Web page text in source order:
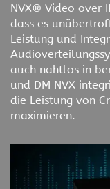
NVX® Video over
dass es
Leistung und
auch nahtlos in
und DM NVX
die Leistung von
maximieren.